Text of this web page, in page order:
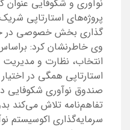
نوآوری و شکوفایی
پروژه‌های استارتاپی
گذاری بخش خصوصی در
وی خاطرنشان کرد: براساس
انتخاب، نظارت و
استارتاپی همگی در
صندوق نوآوری شکوفایی
تفاهم‌نامه تلاش می‌کند
سرمایه‌گذاری اکوسیستم